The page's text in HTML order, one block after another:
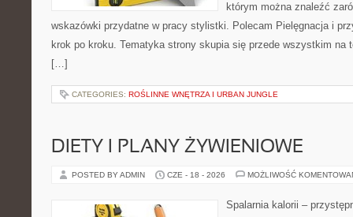
którym można znaleźć
wskazówki przydatne w pracy stylistki. Polecam Pielęgnacja i
krok po kroku. Tematyka strony skupia się przede wszystkim na
[…]
CATEGORIES: ROŚLINNE WNĘTRZA I URBAN JUNGLE
DIETY I PLANY ŻYWIENIOWE
POSTED BY ADMIN CZE - 18 - 2026 MOŻLIWOŚĆ
Spalarnia kalorii –